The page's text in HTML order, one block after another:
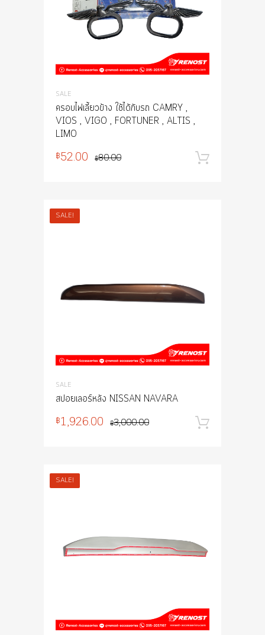
SALE
ครอบไฟเลี้ยวข้าง ใช้ได้กับรถ CAMRY ,
VIOS , VIGO , FORTUNER , ALTIS ,
LIMO
฿80.00
฿52.00
SALE!
SALE
สปอยเลอร์หลัง NISSAN NAVARA
฿3,000.00
฿1,926.00
SALE!